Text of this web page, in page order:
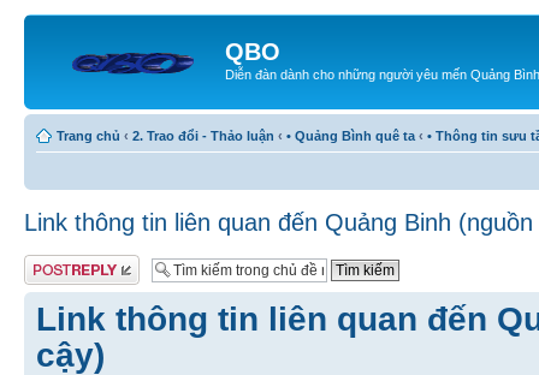
QBO
Diễn đàn dành cho những người yêu mến Quảng Bình
Trang chủ ‹ 2. Trao đổi - Thảo luận ‹ • Quảng Bình quê ta ‹ • Thông tin sưu
Link thông tin liên quan đến Quảng Binh
Gửi bài trả lời
Link thông tin liên quan đến
cậy)